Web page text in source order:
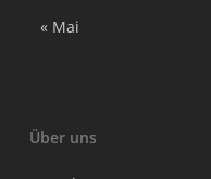
« Mai
Über uns